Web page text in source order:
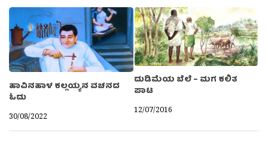
ಹಾವಿನಹಾಳ ಕಲ್ಲಯ್ಯನ ವಚನದ
ಓದು
30/08/2022
ದುಡಿಮೆಯ ಬೆಲೆ – ಮಗ ಕಲಿತ
ಪಾಟ
12/07/2016